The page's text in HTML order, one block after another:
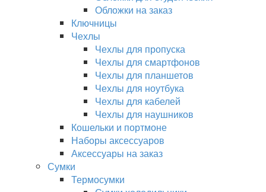
Обложки на заказ
Ключницы
Чехлы
Чехлы для пропуска
Чехлы для смартфонов
Чехлы для планшетов
Чехлы для ноутбука
Чехлы для кабелей
Чехлы для наушников
Кошельки и портмоне
Наборы аксессуаров
Аксессуары на заказ
Сумки
Термосумки